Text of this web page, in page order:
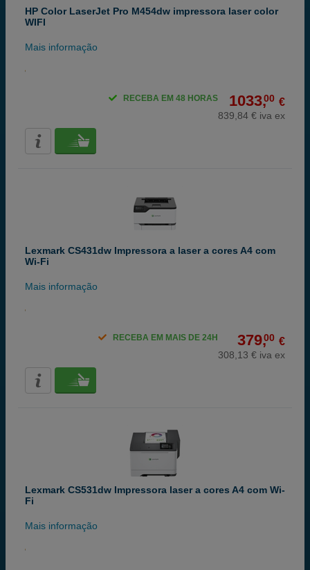
HP Color LaserJet Pro M454dw impressora laser color
WIFI
Mais informação
1033,00 €
839,84 € iva ex
RECEBA EM 48 HORAS
Lexmark CS431dw Impressora a laser a cores A4 com
Wi-Fi
Mais informação
379,00 €
308,13 € iva ex
RECEBA EM MAIS DE 24H
Lexmark CS531dw Impressora laser a cores A4 com Wi-
Fi
Mais informação